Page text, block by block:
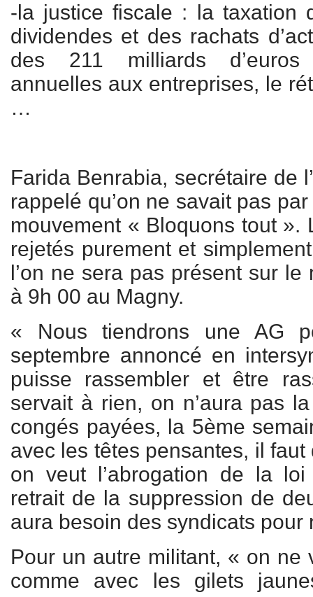
-la justice fiscale : la taxation
dividendes et des rachats
des 211 milliards d’euros
annuelles aux entreprises, le
…
Farida Benrabia, secrétaire de
rappelé qu’on ne savait pas
mouvement « Bloquons tout ».
rejetés purement et
l’on ne sera pas présent sur
à 9h 00 au Magny.
« Nous tiendrons une AG
septembre annoncé en
puisse rassembler et être
servait à rien, on n’aura pas
congés payées, la 5ème
avec les têtes pensantes, il
on veut l’abrogation de la
retrait de la suppression de
aura besoin des syndicats pour
Pour un autre militant, « on ne
comme avec les gilets